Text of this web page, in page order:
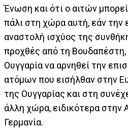
Ένωση και ότι ο αιτών
πάλι στη χώρα αυτή, εάν την
αναστολή ισχύος της
προχθές από τη
Ουγγαρία να αρνηθεί την
ατόμων που εισήλθαν στην
της Ουγγαρίας και στη
άλλη χώρα, ειδικότερα στην
Γερμανία.